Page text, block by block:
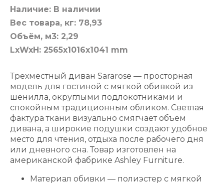
Наличие: В наличии
Вес товара, кг: 78,93
Объём, м3: 2,29
LxWxH: 2565x1016x1041 mm
Трехместный диван Sararose — просторная
модель для гостиной с мягкой обивкой из
шенилла, округлыми подлокотниками и
спокойным традиционным обликом. Светлая
фактура ткани визуально смягчает объем
дивана, а широкие подушки создают удобное
место для чтения, отдыха после рабочего дня
или дневного сна. Товар изготовлен на
американской фабрике Ashley Furniture.
Материал обивки — полиэстер с мягкой